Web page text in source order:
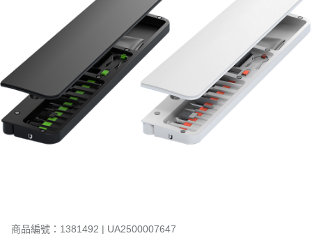
商品編號：1381492 | UA2500007647